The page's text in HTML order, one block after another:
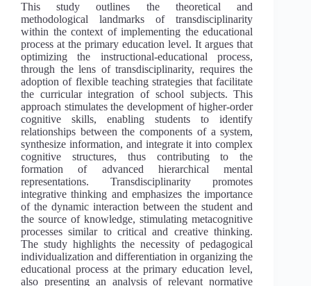
This study outlines the theoretical and
methodological landmarks of transdisciplinarity
within the context of implementing the educational
process at the primary education level. It argues that
optimizing the instructional-educational process,
through the lens of transdisciplinarity, requires the
adoption of flexible teaching strategies that facilitate
the curricular integration of school subjects. This
approach stimulates the development of higher-order
cognitive skills, enabling students to identify
relationships between the components of a system,
synthesize information, and integrate it into complex
cognitive structures, thus contributing to the
formation of advanced hierarchical mental
representations. Transdisciplinarity promotes
integrative thinking and emphasizes the importance
of the dynamic interaction between the student and
the source of knowledge, stimulating metacognitive
processes similar to critical and creative thinking.
The study highlights the necessity of pedagogical
individualization and differentiation in organizing the
educational process at the primary education level,
also presenting an analysis of relevant normative